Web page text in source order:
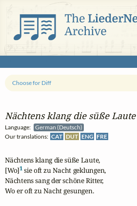
Nächtens klang die süße Laute
Language:
German (Deutsch)
Our translations: CAT DUT ENG FRE
Choose for Diff
Nächtens klang die süße Laute,
[Wo]1 sie oft zu Nacht geklungen,
Nächtens sang der schöne Ritter,
Wo er oft zu Nacht gesungen.